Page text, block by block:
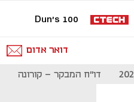
Dun's 100
דואר אדום
דו"ח המבקר - קורונה